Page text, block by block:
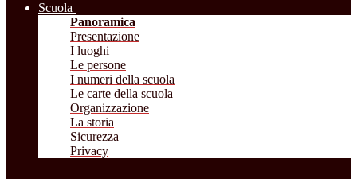
Scuola
Panoramica
Presentazione
I luoghi
Le persone
I numeri della scuola
Le carte della scuola
Organizzazione
La storia
Sicurezza
Privacy